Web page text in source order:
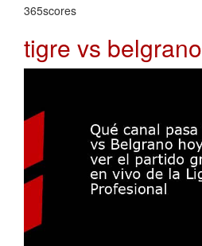
365scores
tigre vs belgrano